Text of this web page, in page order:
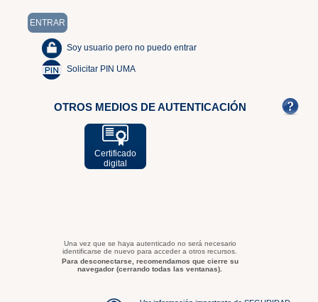
Soy usuario pero no puedo entrar
Solicitar PIN UMA
OTROS MEDIOS DE AUTENTICACIÓN
Certificado
digital
Una vez que se haya autenticado no será necesario
identificarse de nuevo para acceder a otros recursos.
Para desconectarse, recomendamos que cierre su
navegador (cerrando todas las ventanas).